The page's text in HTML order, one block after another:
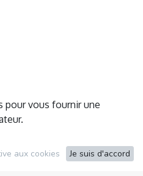
pour vous fournir une
aux cookies Je suis d'accord